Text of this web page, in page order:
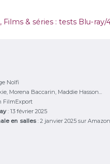
, Films & séries : tests Blu-ray/
Nolfi
Morena Baccarin, Maddie Hasson...
FilmExport
: 13 février 2025
en salles: 2 janvier 2025 sur Amazon